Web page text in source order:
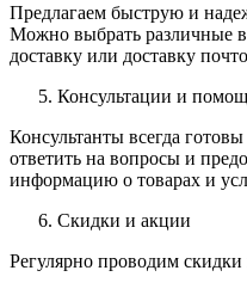
Предлагаем быструю и
Можно выбрать различные
доставку или доставку
Консультации и
Консультанты всегда
ответить на вопросы и
информацию о товарах и
Скидки и акции
Регулярно проводим